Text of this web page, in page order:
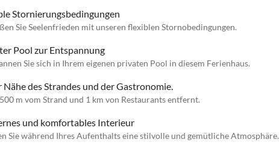
Stornierungsbedingungen
Sie Seelenfrieden mit unseren flexiblen Stornobedingungen.
Pool zur Entspannung
Sie sich in Ihrem eigenen privaten Pool in diesem Ferienhaus.
Nähe des Strandes und der Gastronomie.
m vom Strand und 1 km von Restaurants entfernt.
und komfortables Interieur
Sie während Ihres Aufenthalts eine stilvolle und gemütliche Atmosphäre.